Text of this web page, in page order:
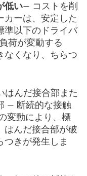
低い— コストを削
カーは、安定した
準以下のドライバ
荷が変動する
なくなり、ちらつ
はんだ接合部また
— 断続的な接触
変動により、標
はんだ接合部が破
きが発生しま